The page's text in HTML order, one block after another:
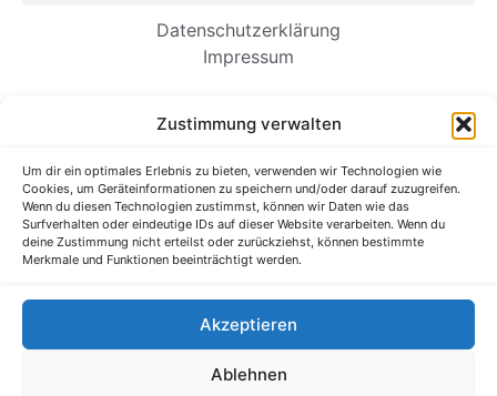
Zustimmung verwalten
Um dir ein optimales Erlebnis zu bieten, verwenden wir Technologien wie
Cookies, um Geräteinformationen zu speichern und/oder darauf zuzugreifen.
Wenn du diesen Technologien zustimmst, können wir Daten wie das
Surfverhalten oder eindeutige IDs auf dieser Website verarbeiten. Wenn du
deine Zustimmung nicht erteilst oder zurückziehst, können bestimmte
Merkmale und Funktionen beeinträchtigt werden.
Akzeptieren
Ablehnen
Datenschutzerklärung
Impressum
Neueste Beiträge
Unternehmen aufbauen
Es ist Zeit, unsere Kommunikation am
Arbeitsplatz zu straffen
Verborgene Talente im Ausbildungssystem
Forschung: Wenn zusätzliche Anstrengungen Sie
in Ihrem Job schlechter machen